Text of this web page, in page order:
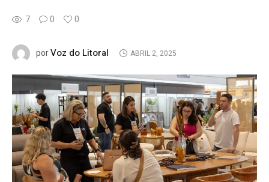
7 0 0
porVoz do Litoral ABRIL 2, 2025